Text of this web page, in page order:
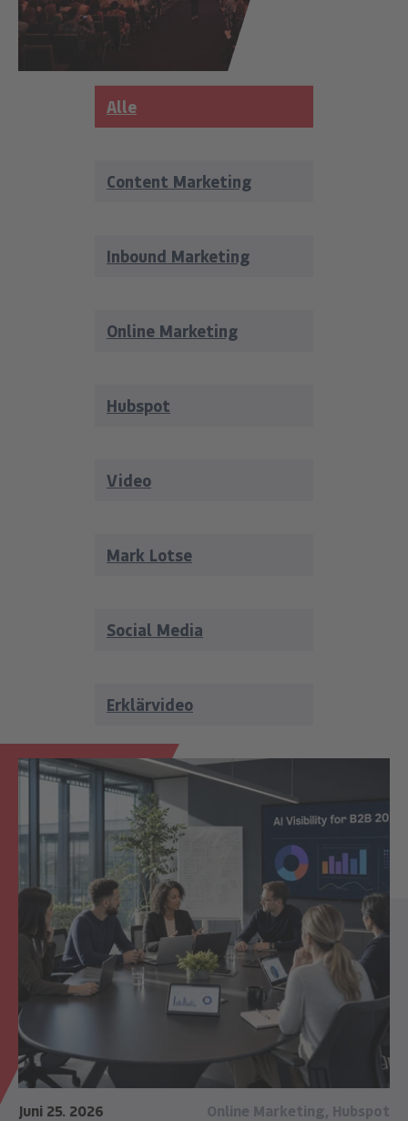
Alle
Content Marketing
Inbound Marketing
Online Marketing
Hubspot
Video
Mark Lotse
Social Media
Erklärvideo
Juni 25. 2026 Online Marketing, Hubspot